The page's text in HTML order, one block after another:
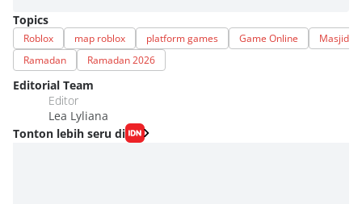
Topics
Roblox map roblox platform games Game Online
Masjid
Ramadan
Ramadan 2026
Editorial Team
Editor
Lea Lyliana
Tonton lebih seru di